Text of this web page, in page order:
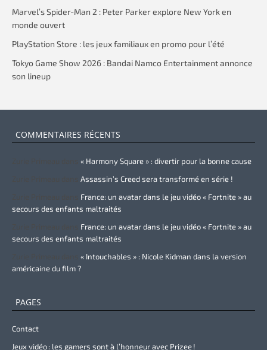
Marvel’s Spider-Man 2 : Peter Parker explore New York en
monde ouvert
PlayStation Store : les jeux familiaux en promo pour l’été
Tokyo Game Show 2026 : Bandai Namco Entertainment annonce
son lineup
COMMENTAIRES RÉCENTS
« Harmony Square » : divertir pour la bonne cause
Assassin’s Creed sera transformé en série !
France: un avatar dans le jeu vidéo « Fortnite » au
secours des enfants maltraités
France: un avatar dans le jeu vidéo « Fortnite » au
secours des enfants maltraités
« Intouchables » : Nicole Kidman dans la version
américaine du film ?
PAGES
Contact
Jeux vidéo : les gamers sont à l’honneur avec Prizee !